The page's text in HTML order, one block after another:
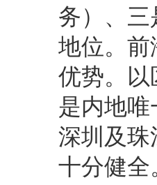
务）、
地位。前
优势。以
是内地
深圳及珠
十分健全